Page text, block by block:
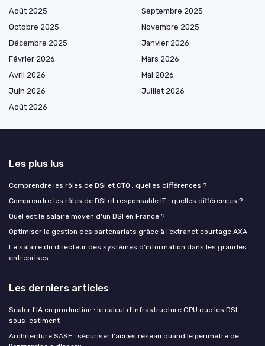
Août 2025
Septembre 2025
Octobre 2025
Novembre 2025
Décembre 2025
Janvier 2026
Février 2026
Mars 2026
Avril 2026
Mai 2026
Juin 2026
Juillet 2026
Août 2026
Les plus lus
Comprendre les rôles de DSI et CTO : quelles différences ?
Comprendre les rôles de DSI et responsable IT : quelles différences ?
Quel est le salaire moyen d'un DSI en France ?
Optimiser la gestion des partenariats grâce à l’extranet courtage AXA
Le salaire du directeur des systèmes d'information dans les grandes
entreprises
Les derniers articles
Scaler l'IA en production : le calcul d'infrastructure GPU que les DSI
sous-estiment
Architecture SASE : sécuriser l'accès réseau quand le périmètre de